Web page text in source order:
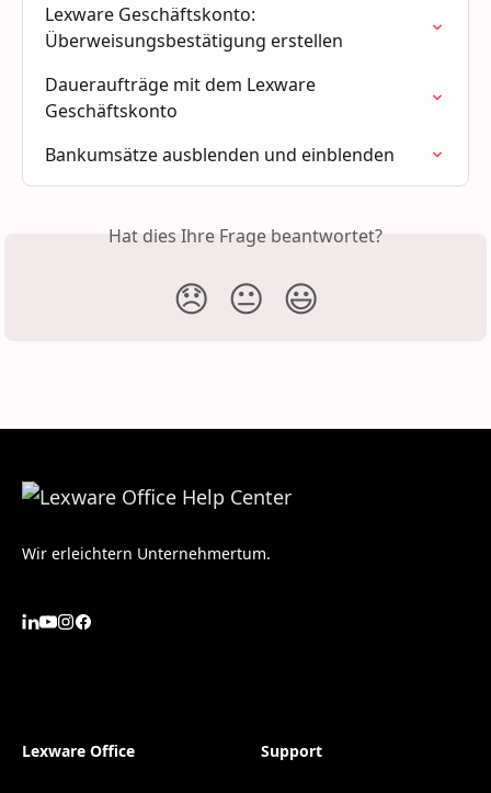
Lexware Geschäftskonto:
Überweisungsbestätigung erstellen
Daueraufträge mit dem Lexware
Geschäftskonto
Bankumsätze ausblenden und einblenden
Hat dies Ihre Frage beantwortet?
😞 😐 😃
Wir erleichtern Unternehmertum.
Lexware Office Support